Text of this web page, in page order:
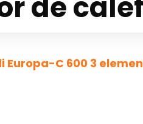
Europa-C 600 3